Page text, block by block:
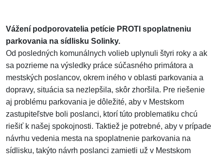
Vážení podporovatelia petície PROTI spoplatneniu
parkovania na sídlisku Solinky.
Od posledných komunálnych volieb uplynuli štyri roky a ak
sa pozrieme na výsledky práce súčasného primátora a
mestských poslancov, okrem iného v oblasti parkovania a
dopravy, situácia sa nezlepšila, skôr zhoršila. Pre riešenie
aj problému parkovania je dôležité, aby v Mestskom
zastupiteľstve boli poslanci, ktorí túto problematiku chcú
riešiť k našej spokojnosti. Taktiež je potrebné, aby v prípade
návrhu vedenia mesta na spoplatnenie parkovania na
sídlisku, takýto návrh poslanci zamietli už v Mestskom